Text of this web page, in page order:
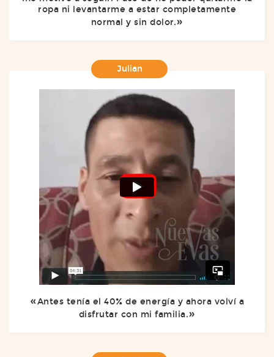
ropa ni levantarme a estar completamente
normal y sin dolor.
Julian
Antes tenía el 40% de energía y ahora volví a
disfrutar con mi familia.